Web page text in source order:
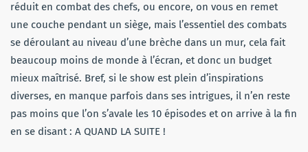
réduit en combat des chefs, ou encore, on vous en remet
une couche pendant un siège, mais l’essentiel des combats
se déroulant au niveau d’une brèche dans un mur, cela fait
beaucoup moins de monde à l’écran, et donc un budget
mieux maîtrisé. Bref, si le show est plein d’inspirations
diverses, en manque parfois dans ses intrigues, il n’en reste
pas moins que l’on s’avale les 10 épisodes et on arrive à la fin
en se disant : A QUAND LA SUITE !